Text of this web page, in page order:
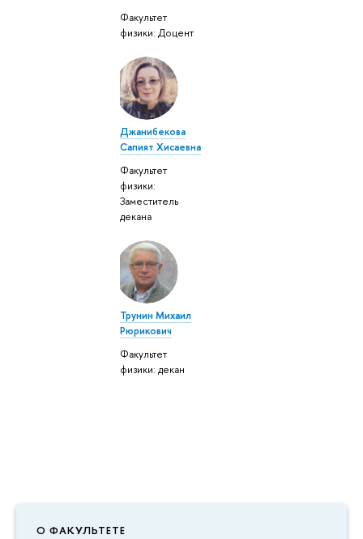
О ФАКУЛЬТЕТЕ
Факультет
физики: Доцент
Джанибекова
Сапият Хисаевна
Факультет
физики:
Заместитель
декана
Трунин Михаил
Рюрикович
Факультет
физики: декан